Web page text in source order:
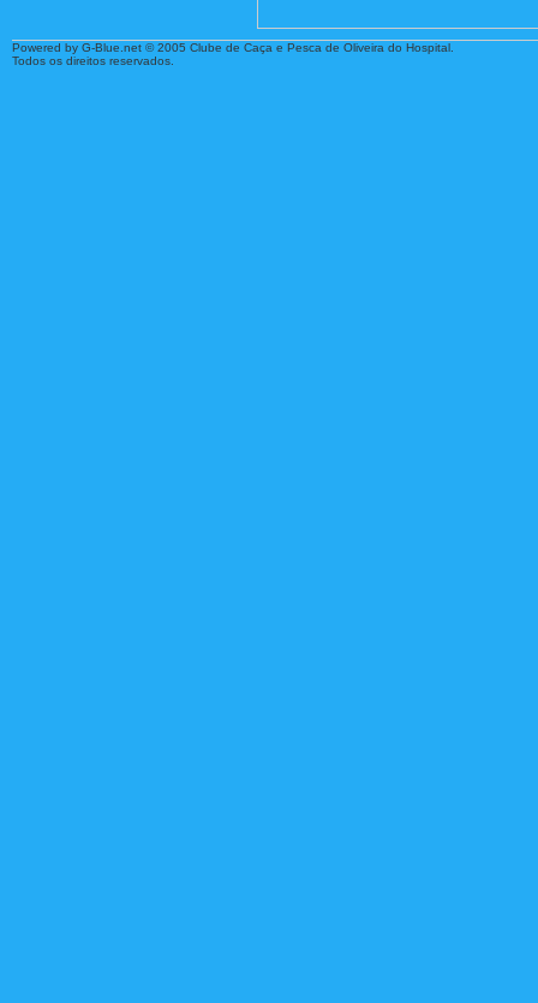
Powered by G-Blue.net © 2005 Clube de Caça e Pesca de Oliveira do Hospital.
Todos os direitos reservados.